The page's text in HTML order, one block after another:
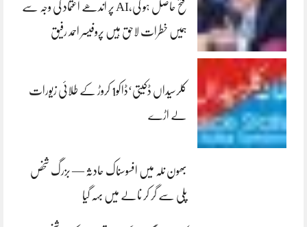
فتح حاصل ہو گی،AI پر اندھے اعتماد کی وجہ سے
ہمیں خطرات لاحق ہیں پروفیسر احمد رفیق
کلرسیداں ڈکیتی‘ڈاکو1 کروڑ کے طلائی زیورات
لے اڑے
بھون نلہ میں افسوسناک حادثہ — بزرگ شخص
پلی سے گر کر نالے میں بہہ گیا